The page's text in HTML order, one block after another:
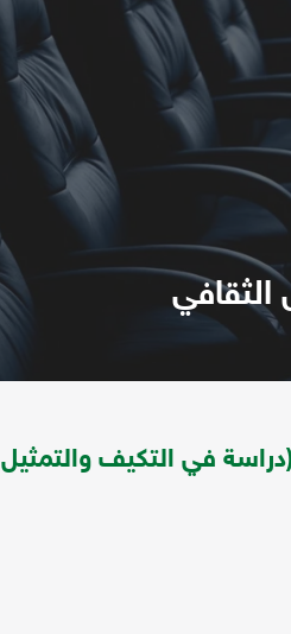
الثقافي
(دراسة في التكيف والتمثيل